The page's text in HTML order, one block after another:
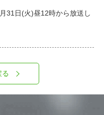
31日(火)昼12時から放送し
る